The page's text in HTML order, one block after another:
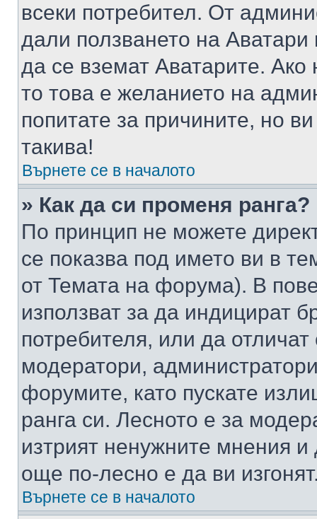
всеки потребител. От
дали ползването на
да се вземат Аватарите.
то това е желанието на
попитате за причините, но
такива!
Върнете се в началото
» Как да си променя ранга?
По принцип не можете
се показва под името ви в
от Темата на форума). В
използват за да индицират
потребителя, или да
модератори,
форумите, като пускате
ранга си. Лесното е за
изтрият ненужните мнения
още по-лесно е да ви
Върнете се в началото